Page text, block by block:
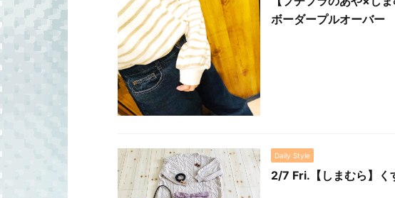
ボーダープルオーバー
Daily Style
2/7 Fri.【しまむら】く